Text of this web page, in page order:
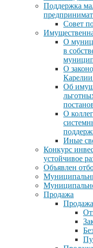
Поддержка
Совет
О
в
О
Об
О
Иные
Конкурс
устойчивое
Объявлен
Продажа